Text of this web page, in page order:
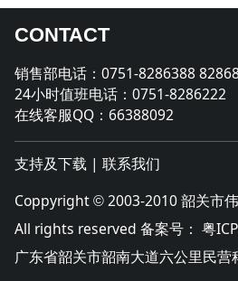
CONTACT
销售部电话：0751-8286388
24小时值班电话：0751-8286222
在线客服QQ：66388092
支持及下载 | 联系我们
Coppyright ©2003-2010 韶关市
All rights reserved 备案号： 粤
广东省韶关市韶南大道六公里民营